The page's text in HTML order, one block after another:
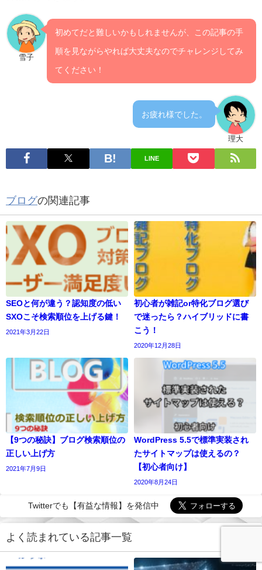
雪子
初めてだと難しいかもしれませんが、この記事の手
順を見ながらやれば大丈夫なのでチャレンジしてみ
てください！
理大
お疲れ様でした。
LINE
ブログの関連記事
SEOと何が違う？認知度の低い
SXOこそ検索順位を上げる鍵！
2021年3月22日
初心者が雑記or特化ブログ選び
で迷ったら？ハイブリッドに書
こう！
2020年12月28日
【9つの秘訣】ブログ検索順位の
正しい上げ方
2021年7月9日
WordPress 5.5で標準実装され
たサイトマップは使えるの？
【初心者向け】
2020年8月24日
Twitterでも【有益な情報】を発信中
よく読まれている記事一覧